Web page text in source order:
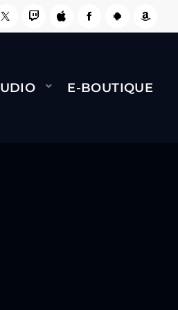
(GÉNÉRIQUE) COOL CE SITE ! ????
E-BOUTIQUE